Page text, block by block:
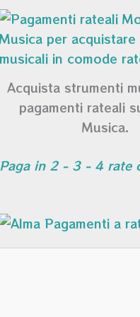
Acquista strumenti
pagamenti rateali
Musica.
Paga in 2 - 3 - 4 rate